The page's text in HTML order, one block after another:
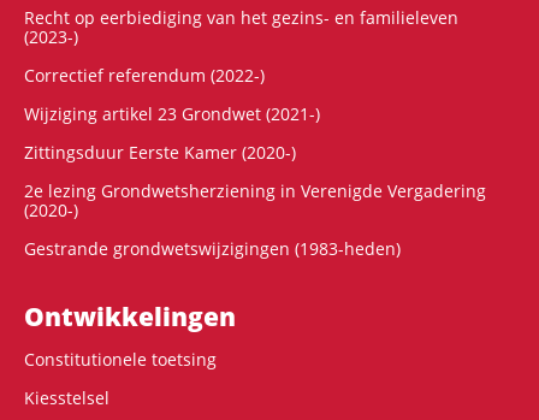
Recht op eerbiediging van het gezins- en familieleven
(2023-)
Correctief referendum (2022-)
Wijziging artikel 23 Grondwet (2021-)
Zittingsduur Eerste Kamer (2020-)
2e lezing Grondwetsherziening in Verenigde Vergadering
(2020-)
Gestrande grondwetswijzigingen (1983-heden)
Ontwikke­lingen
Constitutionele toetsing
Kiesstelsel